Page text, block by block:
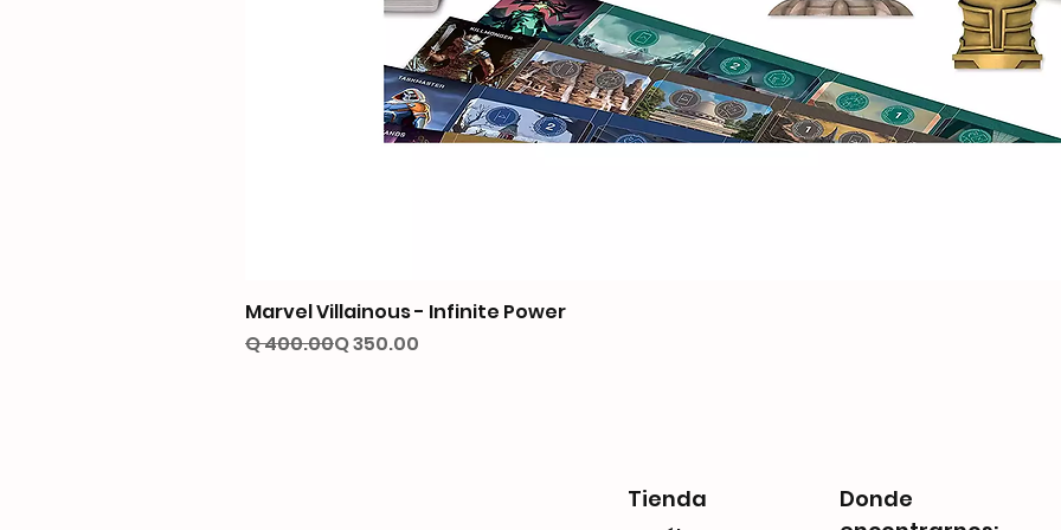
Marvel Villainous - Infinite Power
Precio
Q 400.00
Precio de oferta
Q 350.00
Tienda
Donde